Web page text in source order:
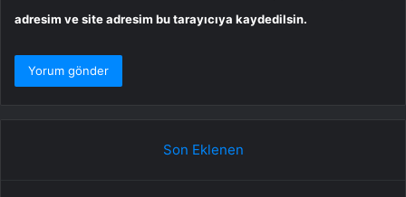
adresim ve site adresim bu tarayıcıya kaydedilsin.
Son Eklenen